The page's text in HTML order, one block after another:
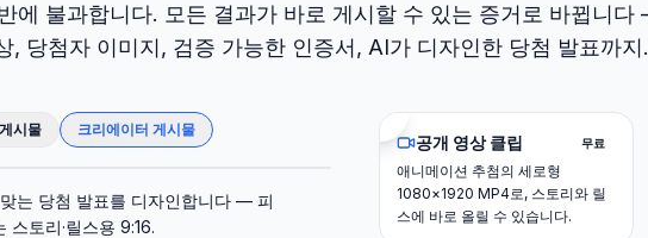
에 불과합니다. 모든 결과가 바로 게시할 수 있는 증거로 바뀝니다
, 당첨자 이미지, 검증 가능한 인증서, AI가 디자인한 당첨 발표까지.
시물 크리에이터 게시물
AI 당첨 게시물
는 당첨 발표를 디자인합니다 — 피
스토리·릴스용 9:16.
공개 영상 클립 무료
애니메이션 추첨의 세로형
1080×1920 MP4로, 스토리와 릴
스에 바로 올릴 수 있습니다.